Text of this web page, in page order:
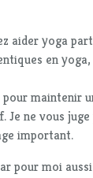
aider yoga
en yoga,
maintenir
ne vous juge
important.
pour moi